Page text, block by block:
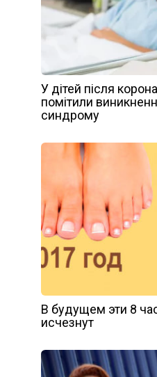
У дітей після
помітили
синдрому
В будущем эти 8
исчезнут